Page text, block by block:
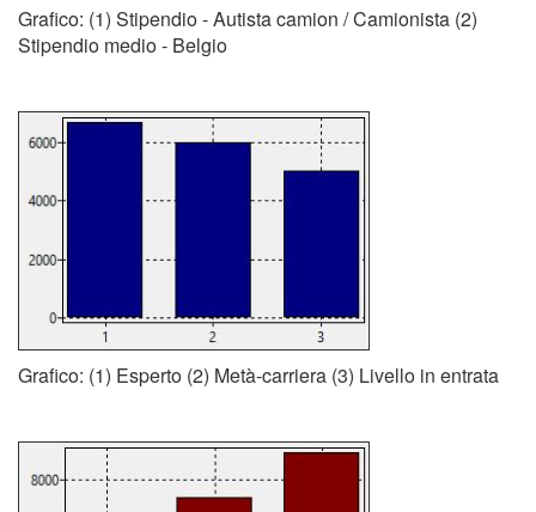
Grafico: (1) Stipendio - Autista camion / Camionista (2)
Stipendio medio - Belgio
Grafico: (1) Esperto (2) Metà-carriera (3) Livello in entrata